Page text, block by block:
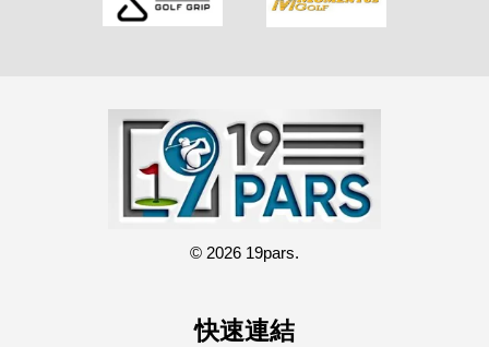
© 2026 19pars.
快速連結